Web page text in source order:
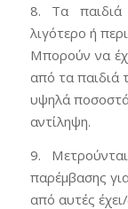
8. Τα παιδιά
λιγότερο ή
Μπορούν να
από τα παιδιά
υψηλά ποσοστά
αντίληψη.
9.
παρέμβασης
από αυτές